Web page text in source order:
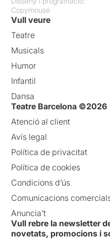
Copymouse
Vull veure
Teatre
Musicals
Humor
Infantil
Dansa
Teatre Barcelona ©2026
Atenció al client
Avís legal
Política de privacitat
Política de cookies
Condicions d’ús
Comunicacions
Anuncia’t
Vull rebre la newsletter
novetats, promocions i